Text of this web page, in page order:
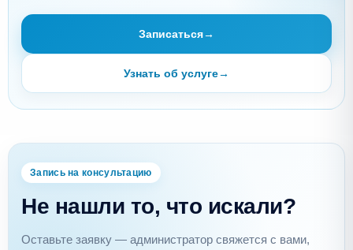
Записаться→
Узнать об услуге→
Запись на консультацию
Не нашли то, что искали?
Оставьте заявку — администратор свяжется с вами,